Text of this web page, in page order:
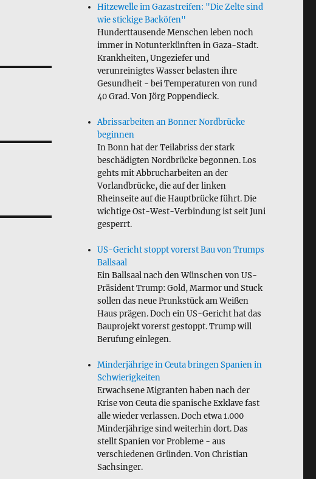
Hitzewelle im Gazastreifen: "Die Zelte sind
wie stickige Backöfen"
Hunderttausende Menschen leben noch
immer in Notunterkünften in Gaza-Stadt.
Krankheiten, Ungeziefer und
verunreinigtes Wasser belasten ihre
Gesundheit - bei Temperaturen von rund
40 Grad. Von Jörg Poppendieck.
Abrissarbeiten an Bonner Nordbrücke
beginnen
In Bonn hat der Teilabriss der stark
beschädigten Nordbrücke begonnen. Los
gehts mit Abbrucharbeiten an der
Vorlandbrücke, die auf der linken
Rheinseite auf die Hauptbrücke führt. Die
wichtige Ost-West-Verbindung ist seit Juni
gesperrt.
US-Gericht stoppt vorerst Bau von Trumps
Ballsaal
Ein Ballsaal nach den Wünschen von US-
Präsident Trump: Gold, Marmor und Stuck
sollen das neue Prunkstück am Weißen
Haus prägen. Doch ein US-Gericht hat das
Bauprojekt vorerst gestoppt. Trump will
Berufung einlegen.
Minderjährige in Ceuta bringen Spanien in
Schwierigkeiten
Erwachsene Migranten haben nach der
Krise von Ceuta die spanische Exklave fast
alle wieder verlassen. Doch etwa 1.000
Minderjährige sind weiterhin dort. Das
stellt Spanien vor Probleme - aus
verschiedenen Gründen. Von Christian
Sachsinger.